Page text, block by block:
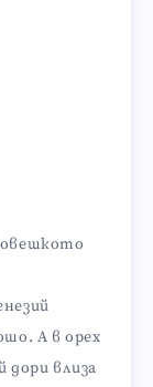
А в орех
дори влиза